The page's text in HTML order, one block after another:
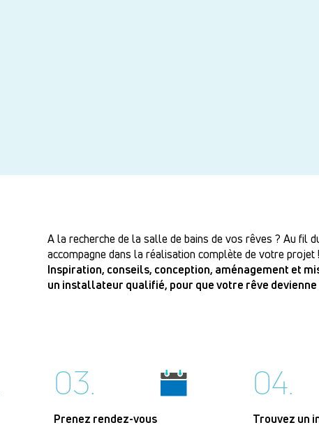
A la recherche de la salle de bains de vos rêves ? Au fil
accompagne dans la réalisation complète de votre projet !
Inspiration, conseils, conception, aménagement et
un installateur qualifié, pour que votre rêve
03.
Prenez rendez-vous
04.
Trouvez un